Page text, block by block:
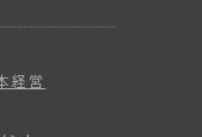
経営